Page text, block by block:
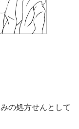
の処方せんとして